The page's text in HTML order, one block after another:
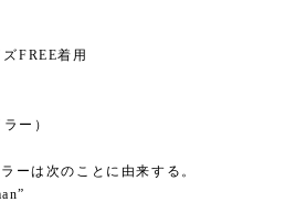
FREE着用
ー）
ーは次のことに由来する。